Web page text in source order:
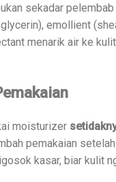
sekadar
emollient
menarik air ke
moisturizer
pemakaian
kasar, biar kulit